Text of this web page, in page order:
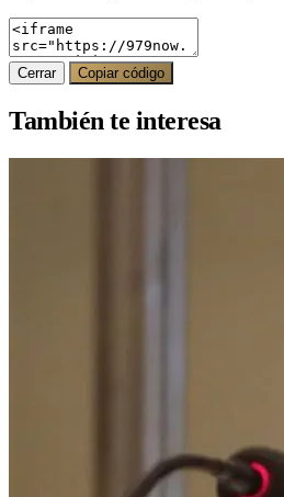
Cerrar Copiar código
También te interesa